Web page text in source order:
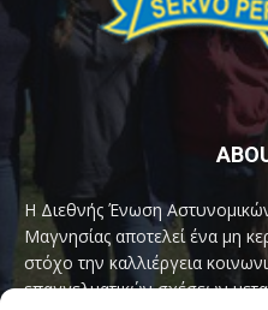
Η Διεθνής Ένωση
Μαγνησίας αποτελεί ένα μη
στόχο την καλλιέργεια
επαγγελματικών σχέσεων